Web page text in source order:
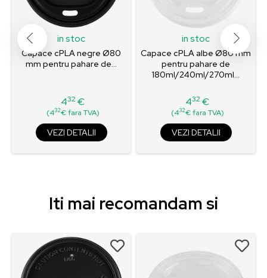
in stoc
Capace cPLA negre Ø80
mm pentru pahare de...
Pret
432 €
(432€ fara TVA)
VEZI DETALII
in stoc
Capace cPLA albe Ø80 mm
pentru pahare de
180ml/240ml/270ml...
Pret
432 €
(432€ fara TVA)
VEZI DETALII
Iti mai recomandam si